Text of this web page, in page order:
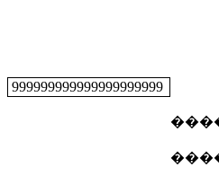
999999999999999999999